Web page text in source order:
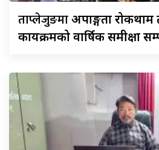
ताप्लेजुङमाअपाङ्गता रोकथाम
कार्यक्रमको वार्षिक समीक्षा